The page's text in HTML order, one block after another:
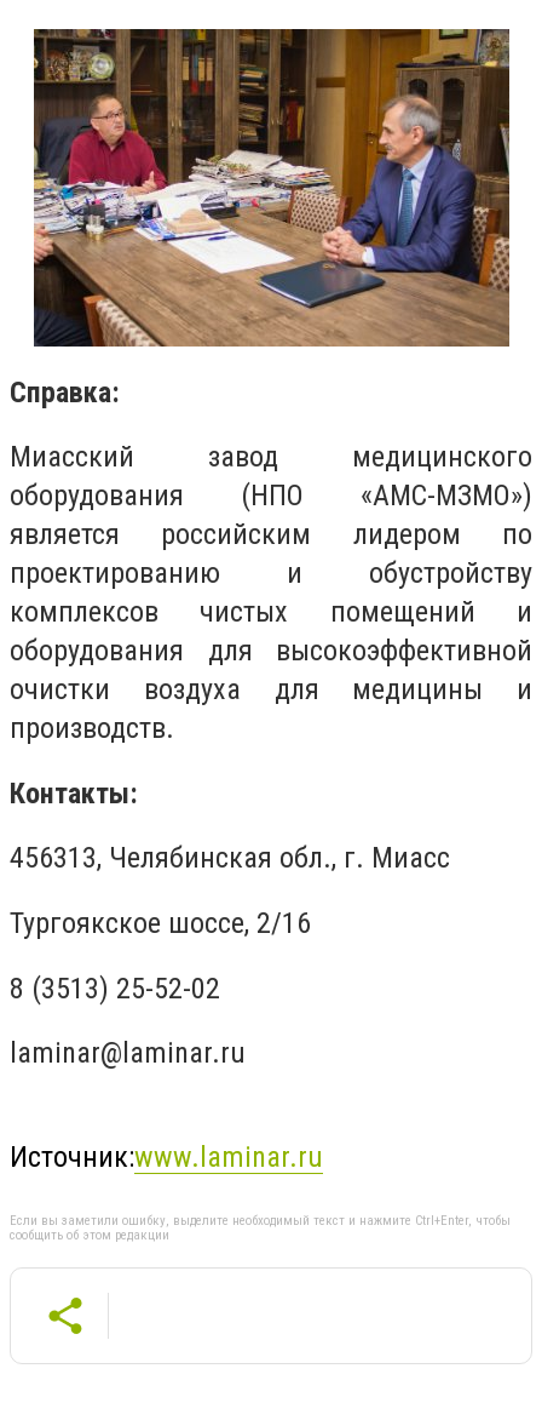
Справка:
Миасский завод медицинского
оборудования (НПО «АМС-МЗМО»)
является российским лидером по
проектированию и обустройству
комплексов чистых помещений и
оборудования для высокоэффективной
очистки воздуха для медицины и
производств.
Контакты:
456313, Челябинская обл., г. Миасс
Тургоякское шоссе, 2/16
8 (3513) 25-52-02
laminar@laminar.ru
Источник:www.laminar.ru
Если вы заметили ошибку, выделите необходимый текст и нажмите Ctrl+Enter, чтобы
сообщить об этом редакции